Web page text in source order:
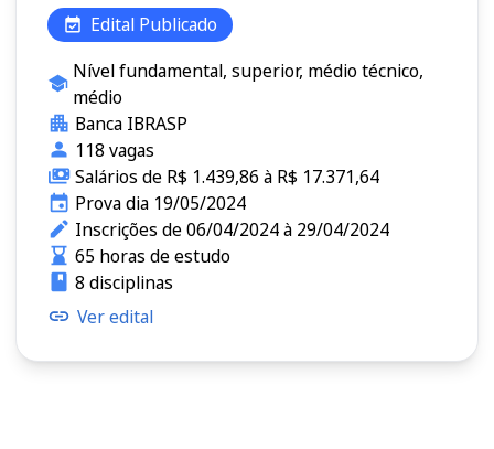
Edital Publicado
Nível fundamental, superior, médio técnico,
médio
Banca IBRASP
118 vagas
Salários de R$ 1.439,86 à R$ 17.371,64
Prova dia 19/05/2024
Inscrições de 06/04/2024 à 29/04/2024
65 horas de estudo
8 disciplinas
Ver edital